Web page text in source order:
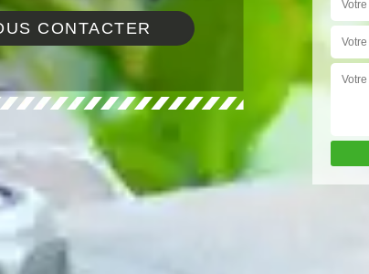
CONTACTER